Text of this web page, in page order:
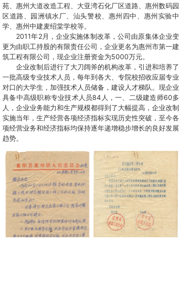
苑、惠州大道改造工程、大亚湾石化厂区道路、惠州数码园
区道路、园洲镇水厂、汕头警校、惠州四中、惠州实验中
学、惠州中建麦绍棠学校等。
2011年2月，企业实施体制改革，公司由原集体企业变
更为由职工持股的有限责任公司，企业更名为惠州市第一建
筑工程有限公司，现企业注册资金为5000万元。
企业改制后进行了大刀阔斧的机构改革，引进和培养了
一批高级专业技术人员，每年到各大、专院校招收应届专业
对口的大学生，加强技术人员储备，建设人才梯队。现企业
具备中高级职称专业技术人员84人，一、二级建造师60多
人，企业业务能力和生产规模都得到了大幅提高，企业改制
实施当年，生产经营各项经济指标实现历史性突破，至今各
项经营业务和经济指标均保持逐年递增稳步增长的良好发展
趋势。